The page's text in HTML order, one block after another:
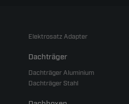
Elektrosatz Adapter
Dachträger
Dachträger Aluminium
Dachträger Stahl